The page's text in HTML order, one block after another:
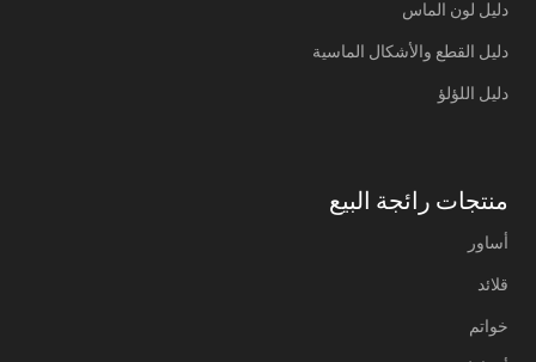
دليل لون الماس
دليل القطع والأشكال الماسية
دليل اللؤلؤ
منتجات رائجة البيع
أساور
قلائد
خواتم